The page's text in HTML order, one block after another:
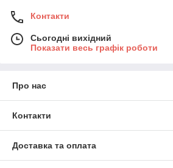
Контакти
Сьогодні вихідний
Показати весь графік роботи
Про нас
Контакти
Доставка та оплата